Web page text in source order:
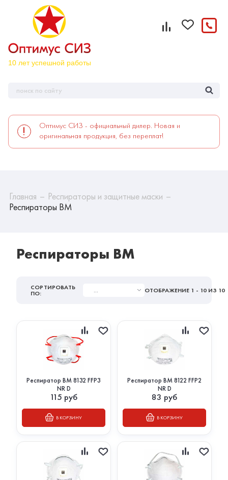
Оптимус СИЗ - официальный дилер. Новая и
оригинальная продукция, без переплат!
Главная
Респираторы и защитные маски
Респираторы ВМ
Респираторы ВМ
СОРТИРОВАТЬ
ПО: ... ОТОБРАЖЕНИЕ 1 - 10 ИЗ 10
Респиратор ВМ 8132 FFP3
NR D
115 руб
В КОРЗИНУ
Респиратор ВМ 8122 FFP2
NR D
83 руб
В КОРЗИНУ